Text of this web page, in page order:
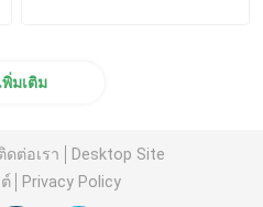
พิ่มเติม
ดต่อเรา
Desktop Site
Privacy Policy